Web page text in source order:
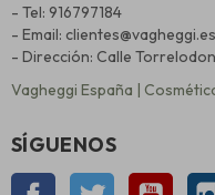
- Tel: 916797184
- Email: clientes@vagheggi.es
- Dirección: Calle
Vagheggi España |
SÍGUENOS
Facebook Twitter